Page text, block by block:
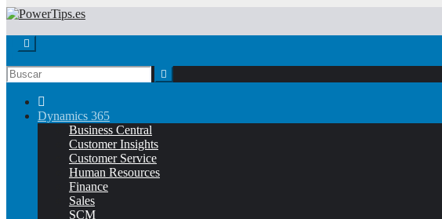
Dynamics 365
Business Central
Customer Insights
Customer Service
Human Resources
Finance
Sales
SCM